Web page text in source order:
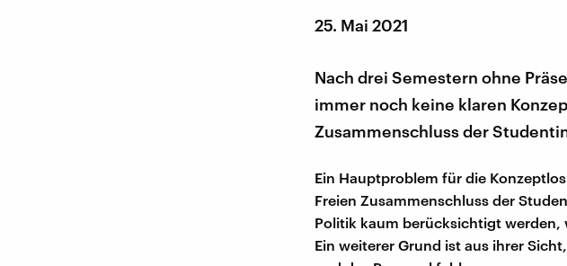
25. Mai 2021
Nach drei Semestern ohne
immer noch keine klaren
Zusammenschluss der
Ein Hauptproblem für die
Freien Zusammenschluss der
Politik kaum berücksichtigt werden,
Ein weiterer Grund ist aus ihrer